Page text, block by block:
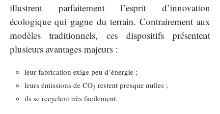
illustrent parfaitement l’esprit d’innovation
écologique qui gagne du terrain. Contrairement aux
modèles traditionnels, ces dispositifs présentent
plusieurs avantages majeurs :
leur fabrication exige peu d’énergie ;
leurs émissions de CO2 restent presque nulles ;
ils se recyclent très facilement.